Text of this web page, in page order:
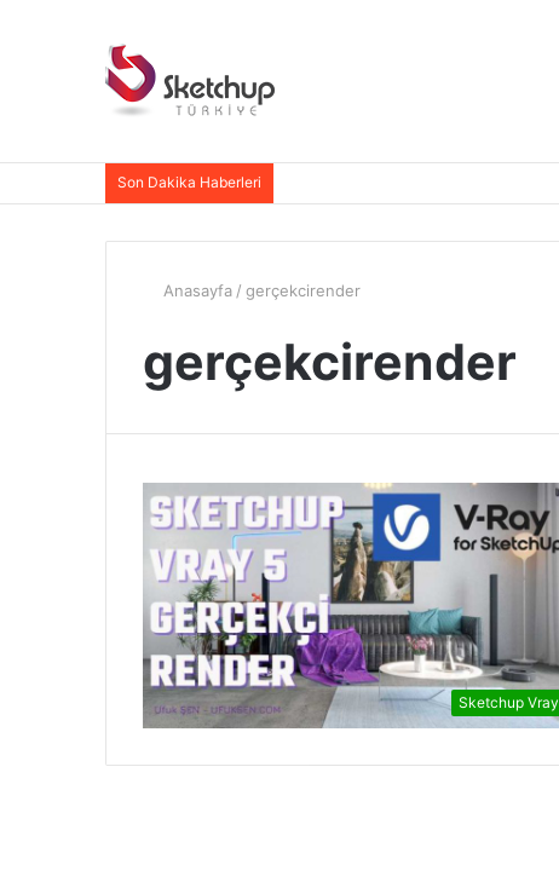
Son Dakika Haberleri
Anasayfa / gerçekcirender
gerçekcirender
Sketchup Vray